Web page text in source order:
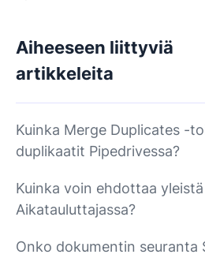
Aiheeseen liittyviä
artikkeleita
Kuinka Merge Duplicates -
duplikaatit Pipedrivessa?
Kuinka voin ehdottaa
Aikatauluttajassa?
Onko dokumentin seuranta